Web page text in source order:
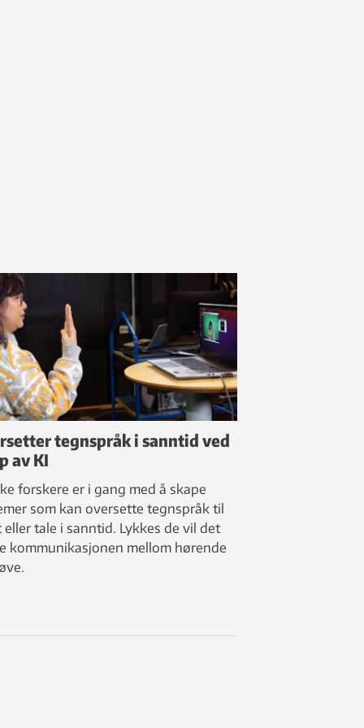
tegnspråk i sanntid ved
av KI
forskere er i gang med å skape
som kan oversette tegnspråk til
eller tale i sanntid. Lykkes de vil det
kommunikasjonen mellom hørende